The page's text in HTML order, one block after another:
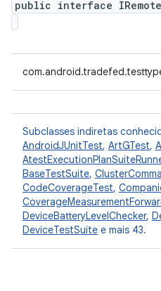
public interface
Subclasses indiretas
AndroidJUnitTest, ArtGTest,
BaseTestSuite,
CodeCoverageTest,
DeviceBatteryLevelChecker,
DeviceTestSuite e mais 43.